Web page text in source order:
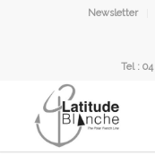
Newsletter
Tel :